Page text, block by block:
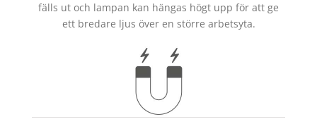
fälls ut och lampan kan hängas högt upp för att ge
ett bredare ljus över en större arbetsyta.